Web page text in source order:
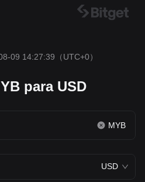
09 14:27:39 （UTC+0）
para USD
MYB
USD